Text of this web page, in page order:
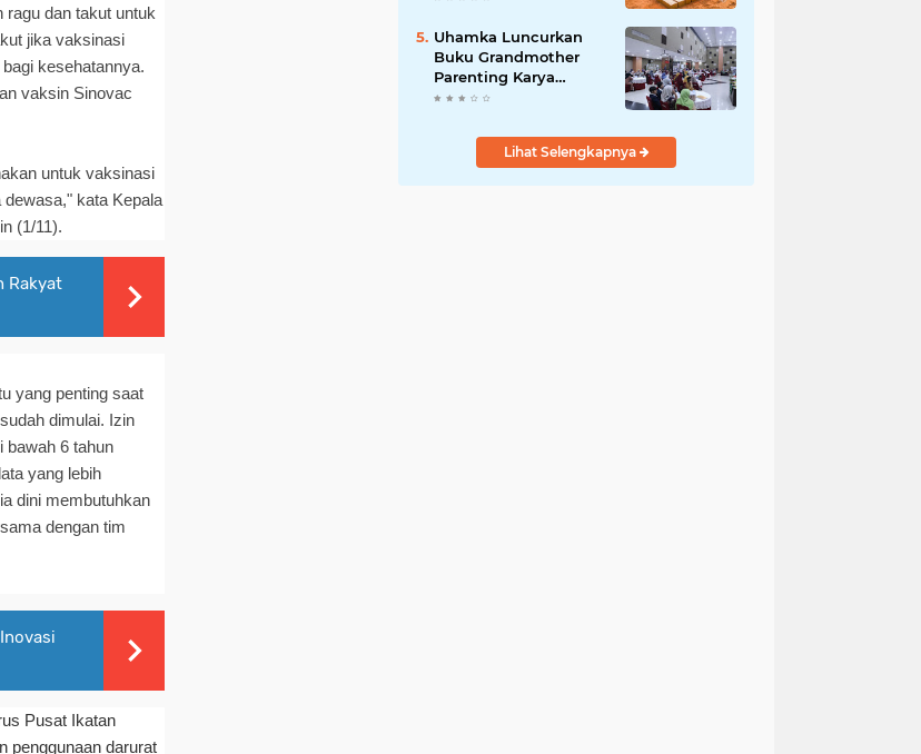
ragu dan takut untuk
jika vaksinasi
kesehatannya.
vaksin Sinovac
untuk vaksinasi
kata Kepala
(1/11).
Rakyat
yang penting saat
dimulai. Izin
bawah 6 tahun
yang lebih
dini membutuhkan
dengan tim
Pusat Ikatan
penggunaan darurat
Uhamka Luncurkan
Buku Grandmother
Parenting Karya
Chandrawaty
Lihat Selengkapnya